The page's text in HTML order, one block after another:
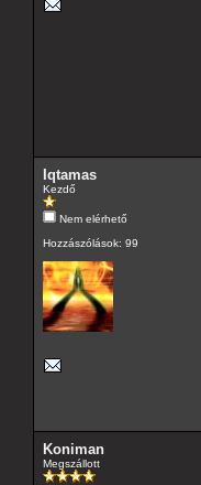
Iqtamas
Kezdő
Nem elérhető
Hozzászólások: 99
Koniman
Megszállott